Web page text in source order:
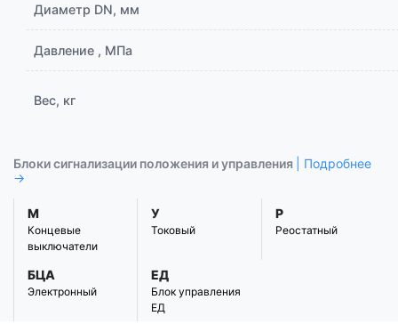
Диаметр DN, мм
Давление , МПа
Вес, кг
Блоки сигнализации положения и управления
| Подробнее
→
М
Концевые
выключатели
У
Токовый
Р
Реостатный
БЦА
Электронный
ЕД
Блок управления
ЕД